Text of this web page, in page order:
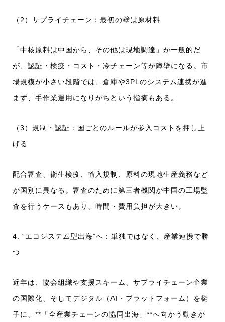
（2）サプライチェーン：最初の壁は原材料
「中核原料は中国から、その他は現地調達」が一般的だ
が、認証・検疫・コスト・冷チェーン等が障壁になる。市
場規模が小さい段階では、倉庫や3PLのシステム連携が進
まず、手作業運用になりがちという指摘もある。
（3）規制・認証：国ごとのルールが参入コストを押し上
げる
配合審査、衛生検疫、輸入規制、原料の現地生産義務など
が国別に異なる。審査のために第三者機関が中国の工場監
査を行うケースもあり、時間・費用負担が大きい。
4. “エコシステム型出海”へ：単独ではなく、産業連携で勝
つ
近年は、協会組織や支援スキーム、サプライチェーン企業
の国際化、そしてデジタル（AI・プラットフォーム）を梃
子に、**「全産業チェーンの協同出海」**へ向かう動きが